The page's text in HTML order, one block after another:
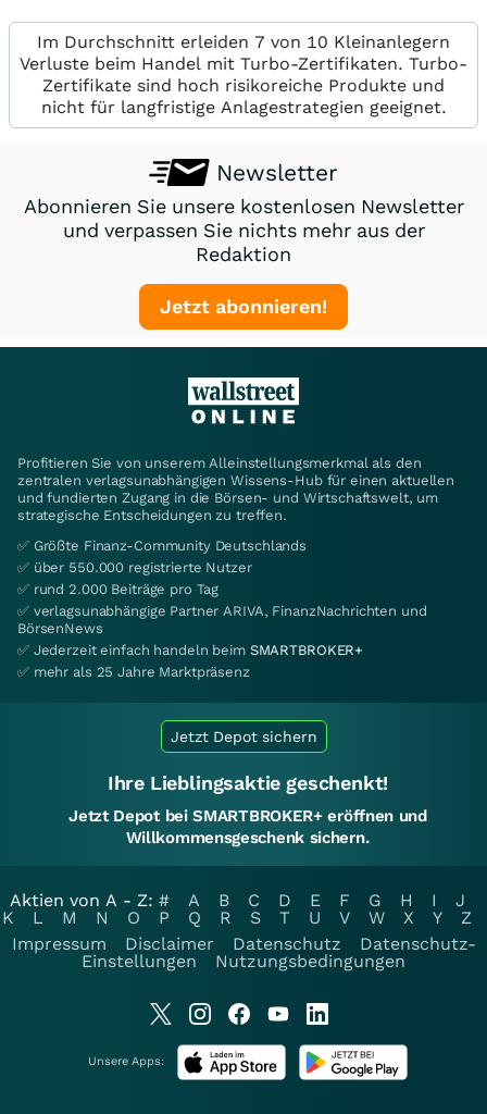
Im Durchschnitt erleiden 7 von 10 Kleinanlegern
Verluste beim Handel mit Turbo-Zertifikaten. Turbo-
Zertifikate sind hoch risikoreiche Produkte und
nicht für langfristige Anlagestrategien geeignet.
Newsletter
Abonnieren Sie unsere kostenlosen Newsletter
und verpassen Sie nichts mehr aus der
Redaktion
Jetzt abonnieren!
Profitieren Sie von unserem Alleinstellungsmerkmal als den
zentralen verlagsunabhängigen Wissens-Hub für einen aktuellen
und fundierten Zugang in die Börsen- und Wirtschaftswelt, um
strategische Entscheidungen zu treffen.
✅ Größte Finanz-Community Deutschlands
✅ über 550.000 registrierte Nutzer
✅ rund 2.000 Beiträge pro Tag
✅ verlagsunabhängige Partner ARIVA, FinanzNachrichten und
BörsenNews
✅ Jederzeit einfach handeln beim SMARTBROKER+
✅ mehr als 25 Jahre Marktpräsenz
Jetzt Depot sichern
Ihre Lieblingsaktie geschenkt!
Jetzt Depot bei SMARTBROKER+ eröffnen und
Willkommensgeschenk sichern.
Aktien von A - Z: # A B C D E F G H I
J
K
L M N O P Q R S T U V W X Y
Z
Impressum
Disclaimer Datenschutz
Datenschutz-
Einstellungen
Nutzungsbedingungen
Unsere Apps: